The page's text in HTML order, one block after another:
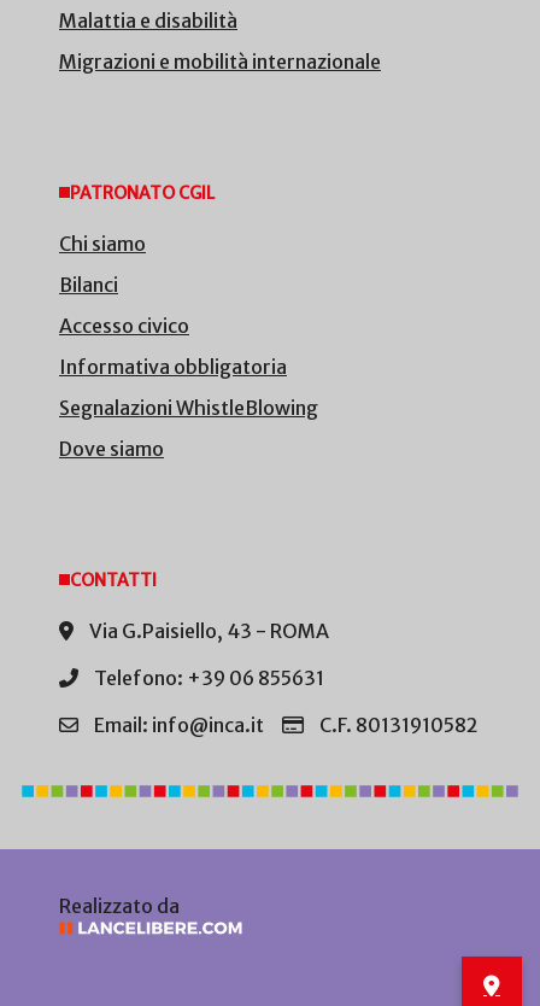
Malattia e disabilità
Migrazioni e mobilità internazionale
PATRONATO CGIL
Chi siamo
Bilanci
Accesso civico
Informativa obbligatoria
Segnalazioni WhistleBlowing
Dove siamo
CONTATTI
Via G.Paisiello, 43 - ROMA
Telefono: +39 06 855631
Email: info@inca.it
C.F. 80131910582
Realizzato da